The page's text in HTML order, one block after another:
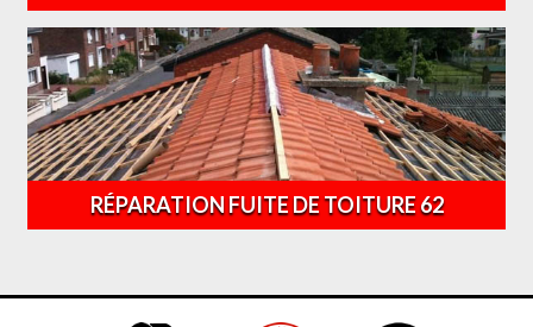
RÉPARATION FUITE DE TOITURE 62